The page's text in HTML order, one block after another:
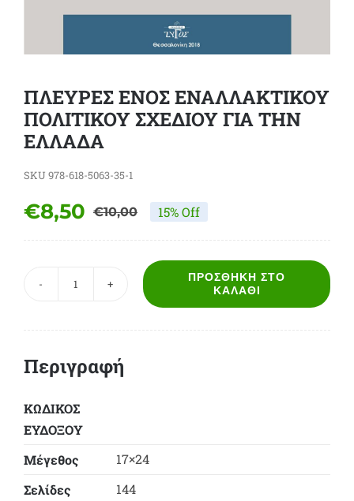
ΠΛΕΥΡΕΣ ΕΝΟΣ ΕΝΑΛΛΑΚΤΙΚΟΥ
ΠΟΛΙΤΙΚΟΥ ΣΧΕΔΙΟΥ ΓΙΑ ΤΗΝ
ΕΛΛΑΔΑ
SKU 978-618-5063-35-1
€10,00Original
was:
€10,00.
€8,50
Η
τιμή
είναι:
15% Off
ΠΛΕΥΡΕΣ
ΣΧΕΔΙΟΥ
ΤΗΝ
ΕΛΛΑΔΑ
ΠΡΟΣΘΉΚΗ ΣΤΟ
ΚΑΛΆΘΙ
Περιγραφή
ΚΩΔΙΚΟΣ
ΕΥΔΟΞΟY
Μέγεθος
17×24
Σελίδες
144